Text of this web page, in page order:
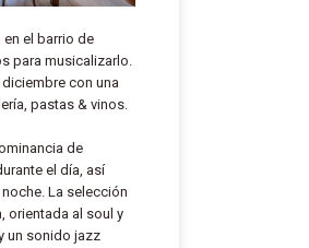
el barrio de
para musicalizarlo.
con una
pastas & vinos.
de
el día, así
La selección
orientada al soul y
un sonido jazz